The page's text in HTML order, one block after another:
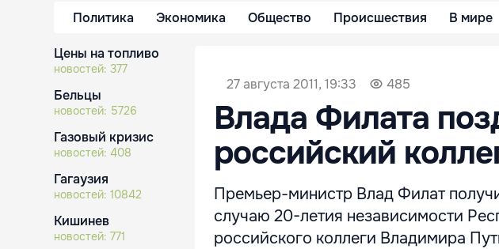
Политика Экономика Общество Происшествия В мире
Цены на топливо
новостей: 377
Бельцы
новостей: 5726
Газовый кризис
новостей: 408
Гагаузия
новостей: 10842
Кишинев
новостей: 771
27 августа 2011, 19:33 485
Влада Филата
российский
Премьер-министр Влад Филат
случаю 20-летия независимости
российского коллеги Владимира